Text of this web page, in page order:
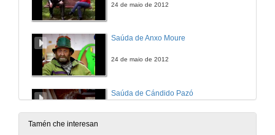
24 de maio de 2012
Saúda de Anxo Moure
24 de maio de 2012
Saúda de Cándido Pazó
24 de maio de 2012
Tamén che interesan